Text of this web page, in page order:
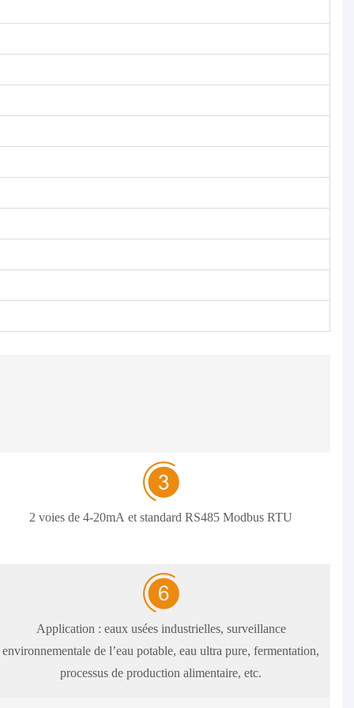
2 voies de 4-20mA et standard RS485 Modbus RTU
Application : eaux usées industrielles, surveillance
environnementale de l’eau potable, eau ultra pure, fermentation,
processus de production alimentaire, etc.